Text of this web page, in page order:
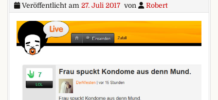
Veröffentlicht am 27. Juli 2017 von Robert